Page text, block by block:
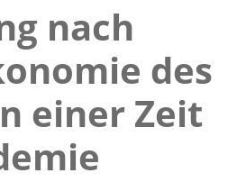
nach
des
einer Zeit